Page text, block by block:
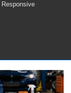
Responsive